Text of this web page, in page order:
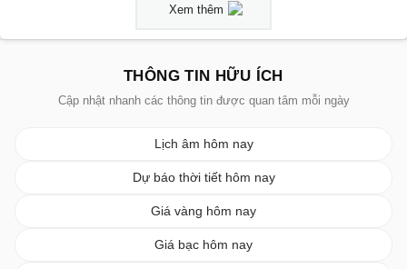
Xem thêm
THÔNG TIN HỮU ÍCH
Cập nhật nhanh các thông tin được quan tâm mỗi ngày
Lịch âm hôm nay
Dự báo thời tiết hôm nay
Giá vàng hôm nay
Giá bạc hôm nay